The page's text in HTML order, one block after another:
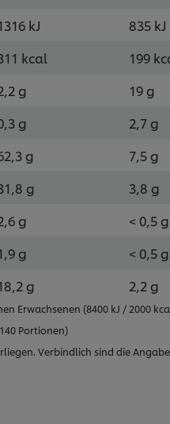
kJ 835 kJ
kcal 199
g 19 g
g 2,7 g
g 7,5 g
g 3,8 g
g < 0,5 g
g < 0,5 g
g 2,2 g
Erwachsenen (8400 kJ / 2000
Portionen)
Verbindlich sind die